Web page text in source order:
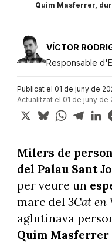
Quim Masferrer,
VÍCTOR
Responsable
Publicat el 01 de juny de
Actualitzat el 01 de juny de
X Bluesky
Milers de
del Palau Sant
per veure un
marc del 3Cat en
aglutinava
Quim Masferrer